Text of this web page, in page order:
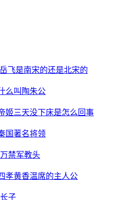
飞是南宋的还是北宋的
么叫陶朱公
姬三天没下床是怎么回事
国著名将领
禁军教头
孝黄香温席的主人公
子